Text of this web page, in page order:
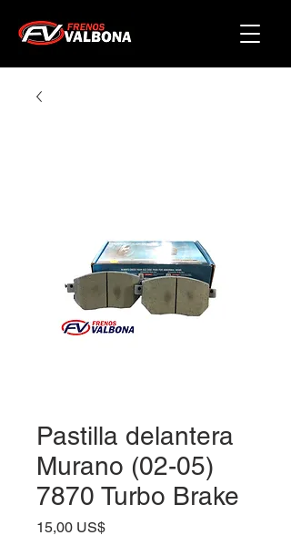
Pastilla delantera
Murano (02-05)
7870 Turbo Brake
15,00 US$Precio